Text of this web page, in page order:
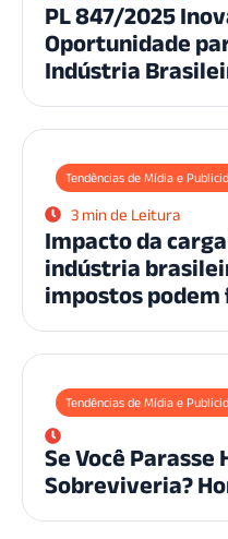
PL 847/2025
Oportunidade
Indústria
Tendências de Mídia e
3 min de Leitura
Impacto da
indústria
impostos
Tendências de Mídia e
Se Você Parasse
Sobreviveria?